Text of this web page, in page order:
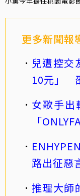
更多新聞報
兒遭控交
10元」
女歌手出
「
路出征惡
推理大